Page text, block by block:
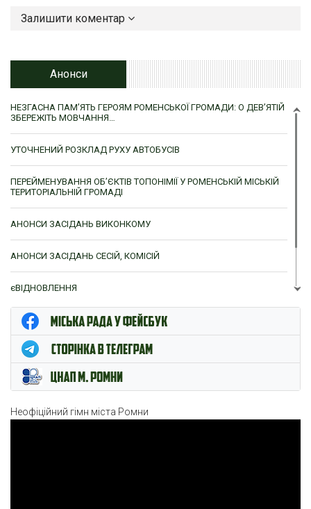
Залишити коментар
Анонси
НЕЗГАСНА ПАМ’ЯТЬ ГЕРОЯМ РОМЕНСЬКОЇ ГРОМАДИ: О ДЕВ’ЯТІЙ
ЗБЕРЕЖІТЬ МОВЧАННЯ…
УТОЧНЕНИЙ РОЗКЛАД РУХУ АВТОБУСІВ
ПЕРЕЙМЕНУВАННЯ ОБ’ЄКТІВ ТОПОНІМІЇ У РОМЕНСЬКІЙ МІСЬКІЙ
ТЕРИТОРІАЛЬНІЙ ГРОМАДІ
АНОНСИ ЗАСІДАНЬ ВИКОНКОМУ
АНОНСИ ЗАСІДАНЬ СЕСІЙ, КОМІСІЙ
єВІДНОВЛЕННЯ
ЦНАП м. Ромни
Неофіційний гімн міста Ромни